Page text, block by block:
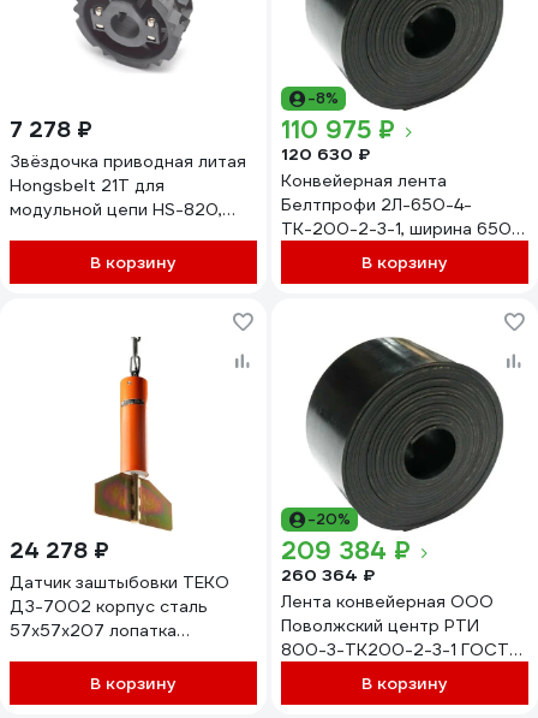
7 278 ₽
Звёздочка приводная литая
Hongsbelt 21T для
модульной цепи HS-820,
мм шпон-паз 8мм, приводная
литая разборная SPLIT,
В корзину
-8%
110 975 ₽
120 630 ₽
Конвейерная лента
Белтпрофи 2Л-650-4-
ТК-200-2-3-1, ширина 650
мм, толщина 8-9 мм, длина
50 м, НФ-00001293
В корзину
24 278 ₽
Датчик заштыбовки ТЕКО
ДЗ-7002 корпус сталь
57х57х207 лопатка
DC / 220 В AC NO/NC
-45...+65 °C IP67 кабель 2 м
В корзину
-20%
209 384 ₽
260 364 ₽
Лента конвейерная ООО
Поволжский центр РТИ
800-3-ТК200-2-3-1 ГОСТ
20-2018, 100 м
4680687030970
В корзину